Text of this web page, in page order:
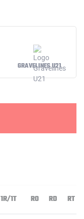
GRAVELINES U21
1R/1T RO RD RT